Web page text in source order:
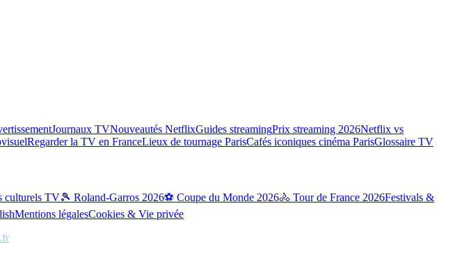
Journaux TVNouveautés NetflixGuides streamingPrix streaming 2026Netflix vs
Regarder la TV en FranceLieux de tournage ParisCafés iconiques cinéma ParisGlossaire TV
culturels TV🎾 Roland-Garros 2026⚽ Coupe du Monde 2026🚴 Tour de France 2026Festivals &
Mentions légalesCookies & Vie privée